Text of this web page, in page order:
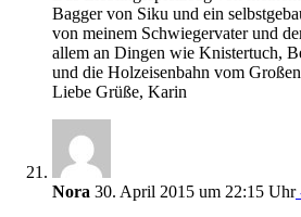
Bagger von Siku und ein
von meinem Schwiegervater und
allem an Dingen wie Knistertuch,
und die Holzeisenbahn vom
Liebe Grüße, Karin
Nora 30. April 2015 um 22:15 Uhr